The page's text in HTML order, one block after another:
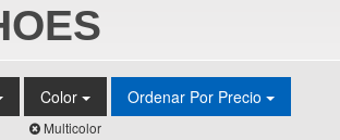
Color
Multicolor
Ordenar Por Precio